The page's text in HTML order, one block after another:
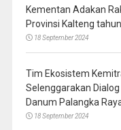
Kementan Adakan
Provinsi Kalteng
18 September 2024
Tim Ekosistem
Selenggarakan
Danum Palangka
18 September 2024